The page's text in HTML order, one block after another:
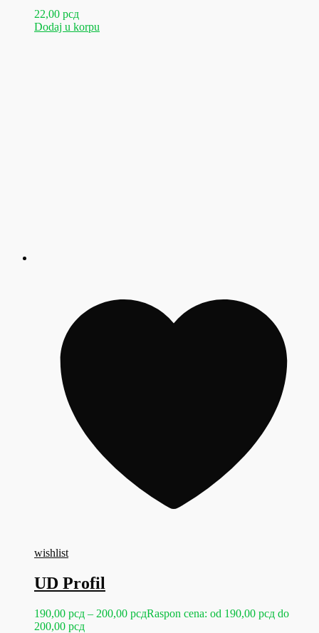
22,00 рсд
Dodaj u korpu
wishlist
UD Profil
190,00 рсд – 200,00 рсдRaspon cena: od 190,00 рсд do
200,00 рсд